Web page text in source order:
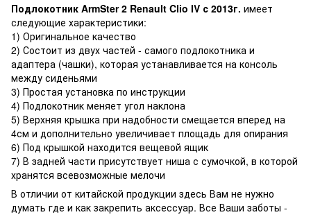
Подлокотник ArmSter 2 Renault Clio IV с 2013г. имеет
следующие характеристики:
1) Оригинальное качество
2) Состоит из двух частей - самого подлокотника и
адаптера (чашки), которая устанавливается на консоль
между сиденьями
3) Простая установка по инструкции
4) Подлокотник меняет угол наклона
5) Верхняя крышка при надобности смещается вперед на
4см и дополнительно увеличивает площадь для опирания
6) Под крышкой находится вещевой ящик
7) В задней части присутствует ниша с сумочкой, в которой
хранятся всевозможные мелочи
В отличии от китайской продукции здесь Вам не нужно
думать где и как закрепить аксессуар. Все Ваши заботы -